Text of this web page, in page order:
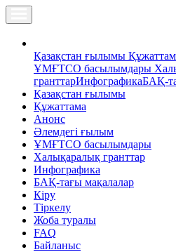
Қазақстан ғылымы
ҰМҒТСО басылымдары
гранттарИнфографикаБАҚ-
Қазақстан ғылымы
Құжаттама
Анонс
Әлемдегі ғылым
ҰМҒТСО басылымдары
Халықаралық гранттар
Инфографика
БАҚ-тағы мақалалар
Кіру
Тіркелу
Жоба туралы
FAQ
Байланыс